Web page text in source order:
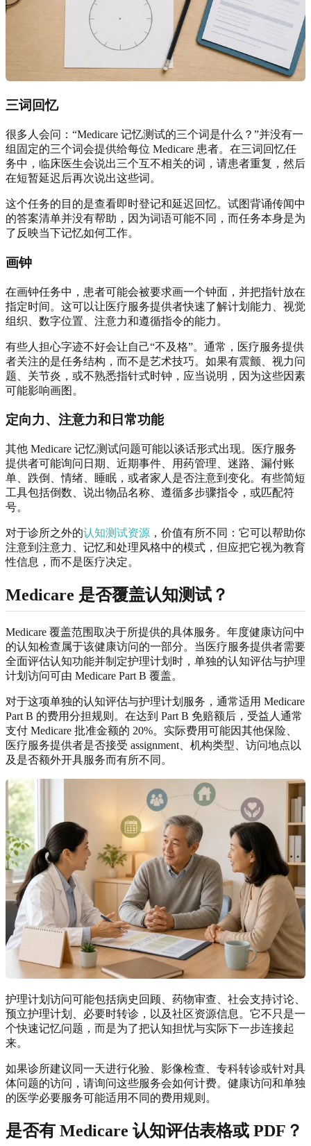
三词回忆
很多人会问：“Medicare 记忆测试的三个词是什么？”并没有一
组固定的三个词会提供给每位 Medicare 患者。在三词回忆任
务中，临床医生会说出三个互不相关的词，请患者重复，然后
在短暂延迟后再次说出这些词。
这个任务的目的是查看即时登记和延迟回忆。试图背诵传闻中
的答案清单并没有帮助，因为词语可能不同，而任务本身是为
了反映当下记忆如何工作。
画钟
在画钟任务中，患者可能会被要求画一个钟面，并把指针放在
指定时间。这可以让医疗服务提供者快速了解计划能力、视觉
组织、数字位置、注意力和遵循指令的能力。
有些人担心字迹不好会让自己“不及格”。通常，医疗服务提供
者关注的是任务结构，而不是艺术技巧。如果有震颤、视力问
题、关节炎，或不熟悉指针式时钟，应当说明，因为这些因素
可能影响画图。
定向力、注意力和日常功能
其他 Medicare 记忆测试问题可能以谈话形式出现。医疗服务
提供者可能询问日期、近期事件、用药管理、迷路、漏付账
单、跌倒、情绪、睡眠，或者家人是否注意到变化。有些简短
工具包括倒数、说出物品名称、遵循多步骤指令，或匹配符
号。
对于诊所之外的认知测试资源 ，价值有所不同：它可以帮助你
注意到注意力、记忆和处理风格中的模式，但应把它视为教育
性信息，而不是医疗决定。
Medicare 是否覆盖认知测试？
Medicare 覆盖范围取决于所提供的具体服务。年度健康访问中
的认知检查属于该健康访问的一部分。当医疗服务提供者需要
全面评估认知功能并制定护理计划时，单独的认知评估与护理
计划访问可由 Medicare Part B 覆盖。
对于这项单独的认知评估与护理计划服务，通常适用 Medicare
Part B 的费用分担规则。在达到 Part B 免赔额后，受益人通常
支付 Medicare 批准金额的 20%。实际费用可能因其他保险、
医疗服务提供者是否接受 assignment、机构类型、访问地点以
及是否额外开具服务而有所不同。
护理计划访问可能包括病史回顾、药物审查、社会支持讨论、
预立护理计划、必要时转诊，以及社区资源信息。它不只是一
个快速记忆问题，而是为了把认知担忧与实际下一步连接起
来。
如果诊所建议同一天进行化验、影像检查、专科转诊或针对具
体问题的访问，请询问这些服务会如何计费。健康访问和单独
的医学必要服务可能适用不同的费用规则。
是否有 Medicare 认知评估表格或 PDF？